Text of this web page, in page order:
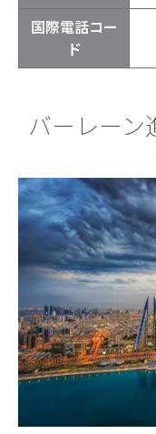
国際電話コー
ド
バーレーン